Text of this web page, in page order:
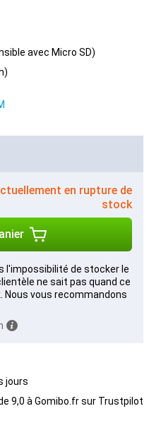
avec Micro SD)
en rupture de
stock
l'impossibilité de stocker le
ne sait pas quand ce
Nous vous recommandons
jours
9,0 à Gomibo.fr sur Trustpilot